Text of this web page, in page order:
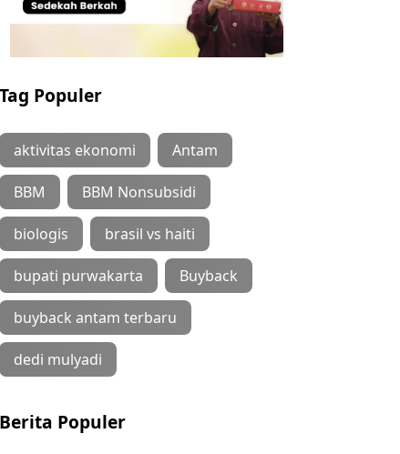
Tag Populer
aktivitas ekonomi Antam
BBM BBM Nonsubsidi
biologis brasil vs haiti
bupati purwakarta Buyback
buyback antam terbaru
dedi mulyadi
Berita Populer